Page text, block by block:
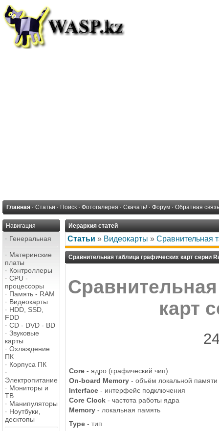
Главная · Статьи · Поиск · Фотогалерея · Скачать! · Форум · Обратная связь
Навигация
· Генеральная
· Материнские
платы
· Контроллеры
· CPU -
процессоры
· Память - RAM
· Видеокарты
· HDD, SSD,
FDD
· CD - DVD - BD
· Звуковые
карты
· Охлаждение
ПК
· Корпуса ПК
·
Электропитание
· Мониторы и
ТВ
· Манипуляторы
· Ноутбуки,
десктопы
Иерархия статей
Статьи » Видеокарты » Сравнительная
Сравнительная таблица графических карт серии
карт
Core - ядро (графический чип)
On-board Memory - объём локальной памяти
Interface - интерфейс подключения
Core Clock - частота работы ядра
Memory - локальная память
Type - тип